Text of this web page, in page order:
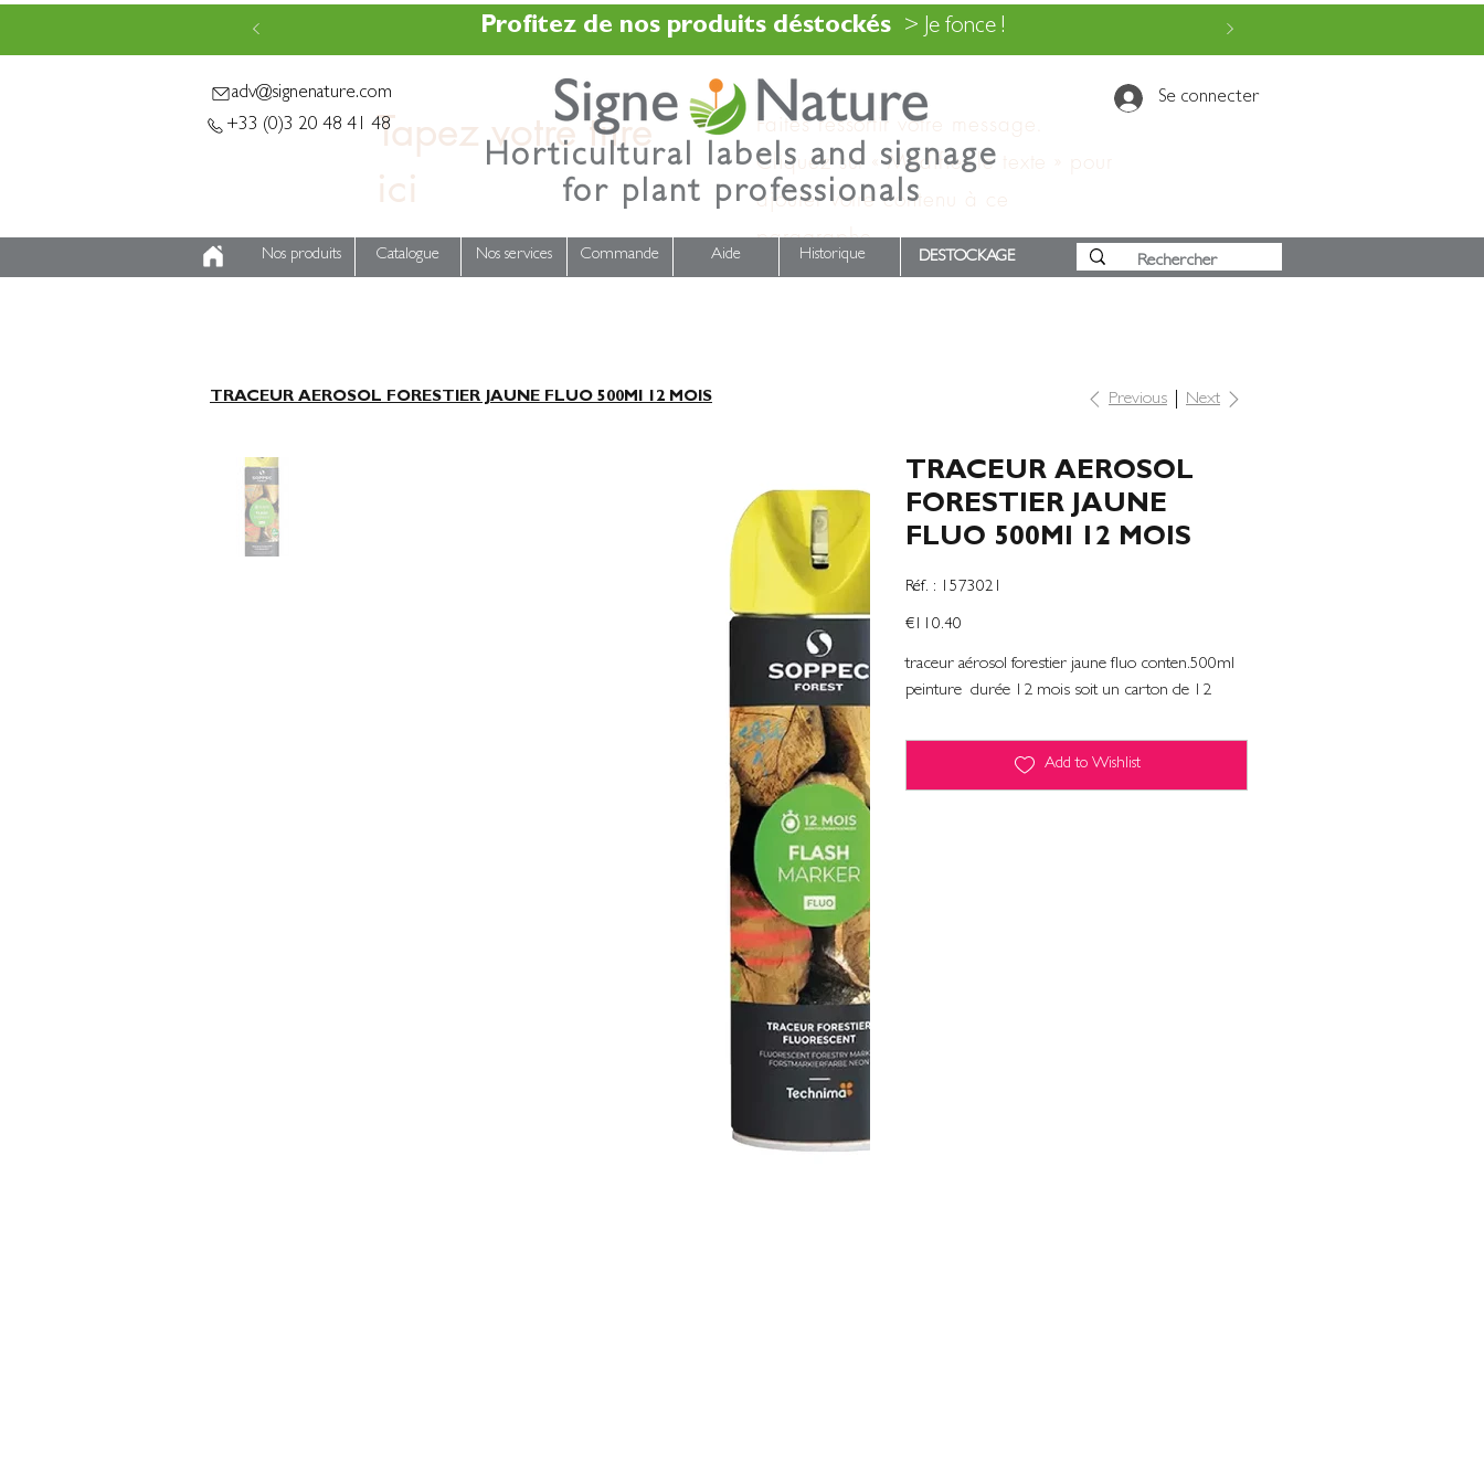
Profitez de nos produits déstockés > Je fonce !
Tapez votre titre
Faites ressortir votre message.
Cliquez sur « Modifier le texte » pour
ajouter votre contenu à ce
paragraphe.
adv@signenature.com
+33 (0)3 20 48 41 48
Se connecter
Horticultural labels and signage
for plant professionals
Nos produits Catalogue Nos services Commande Aide Historique DESTOCKAGE
TRACEUR AEROSOL FORESTIER JAUNE FLUO 500Ml 12 MOIS Previous Next
TRACEUR AEROSOL
FORESTIER JAUNE
FLUO 500Ml 12 MOIS
Réf. :
SKU
1573021
1573021
Price
€110.40
traceur aérosol forestier jaune fluo conten.500ml
peinture durée 12 mois soit un carton de 12
Add to Wishlist